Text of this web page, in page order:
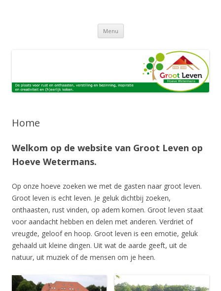
retraite, verstilling en bezinning,
rust en inspiratie, ontmoeting en
(h)eerlijk eten
verstilling en bezinnig, rust en inspiratie, ontmoeting en (h)eerlijk eten
tijdens één van de thema weken.
Menu Spring
inhoud
Home
Welkom op de website van Groot Leven op
Hoeve Wetermans.
Op onze hoeve zoeken we met de gasten naar groot leven.
Groot leven is echt leven. Je geluk dichtbij zoeken,
onthaasten, rust vinden, op adem komen. Groot leven staat
voor aandacht hebben en delen met anderen. Verdriet of
vreugde, geloof en hoop. Groot leven is een emotie, geluk
gehaald uit kleine dingen. Uit wat de aarde geeft, uit de
natuur, uit muziek of de mensen om je heen.